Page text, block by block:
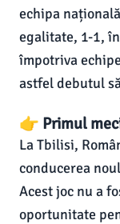
echipa
egalitate, 1-1,
împotriva
astfel debutul
👉 Primul
La Tbilisi,
conducerea
Acest joc nu a
oportunitate